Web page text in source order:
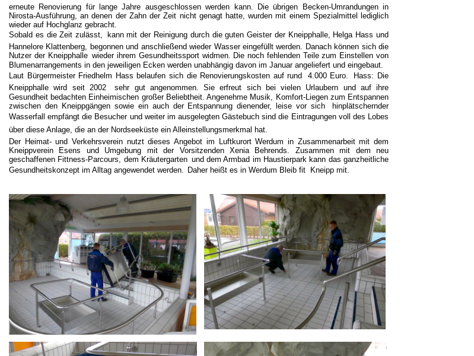
erneute Renovierung für lange Jahre ausgeschlossen werden kann. Die übrigen Becken-Umrandungen in
Nirosta-Ausführung, an denen der Zahn der Zeit nicht genagt hatte, wurden mit einem Spezialmittel lediglich
wieder auf Hochglanz gebracht.
Sobald es die Zeit zulässt,
kann mit der Reinigung durch die guten Geister der Kneipphalle, Helga Hass und
Hannelore Klattenberg, begonnen und anschließend wieder Wasser eingefüllt werden. Danach können sich die
Nutzer der Kneipphalle wieder ihrem Gesundheitssport widmen. Die noch fehlenden Teile zum Einstellen von
Blumenarrangements in den jeweiligen Ecken werden unabhängig davon im Januar angeliefert und eingebaut.
Laut Bürgermeister Friedhelm Hass belaufen sich die Renovierungskosten auf rund
4.000 Euro.
Hass: Die
Kneipphalle wird seit 2002
sehr gut angenommen. Sie erfreut sich bei vielen Urlaubern und auf ihre
Gesundheit bedachten Einheimischen großer Beliebtheit. Angenehme Musik, Komfort-Liegen zum Entspannen
zwischen den Kneippgängen sowie ein auch der Entspannung dienender, leise vor sich
hinplätschernder
Wasserfall empfängt die Besucher und weiter im ausgelegten Gästebuch sind die Eintragungen voll des Lobes
über diese Anlage, die an der Nordseeküste ein Alleinstellungsmerkmal hat.
Der Heimat- und Verkehrsverein nutzt dieses Angebot im Luftkurort Werdum in Zusammenarbeit mit dem
Kneippverein Esens und Umgebung mit der Vorsitzenden Xenia Behrends. Zusammen mit dem neu
geschaffenen Fittness-Parcours, dem Kräutergarten und dem Armbad im Haustierpark kann das ganzheitliche
Gesundheitskonzept im Alltag angewendet werden. Daher heißt es in Werdum Bleib fit  Kneipp mit.